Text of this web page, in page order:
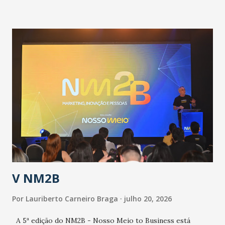
população suspeita e de cuidados com os ambientes
públicos e domiciliares. “Nós não estamos vivendo uma
epidemia comum, como temos em todos os anos, com
aumento de casos de dengue, influenza ou H1N1. Trata-se
de uma epidemia com um vírus diferente, com um poder de
contaminação maior que outros coronavírus”, apontou o
secretário. Segundo ele, é uma epidemia com chance de
contaminação alta, podendo gerar um grande risco à
população e ao sistema de saúde. “Precisamos saber fazer a
estratificação do risco da doença, para não so...
V NM2B
Por Lauriberto Carneiro Braga julho 20, 2026
A 5ª edição do NM2B - Nosso Meio to Business está